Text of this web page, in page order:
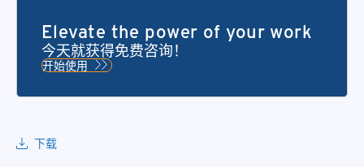
山公
司提
供的
列数
业务
解决
理解
决方
案。
数据
Elevate the power of your work
今天就获得免费咨询！
开始使用
下载